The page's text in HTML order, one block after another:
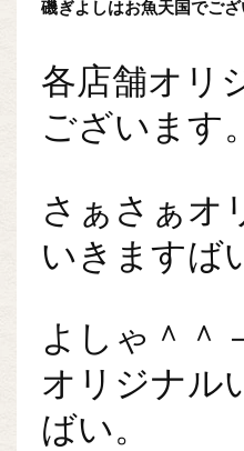
磯ぎよしはお魚天国でござ
各店舗オリ
ございます。
さぁさぁオ
いきますば
よしゃ＾＾
オリジナル
ばい。